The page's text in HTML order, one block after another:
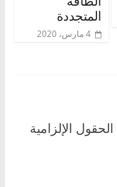
المتجددة
4 مارس، 2020
الحقول الإلزامية